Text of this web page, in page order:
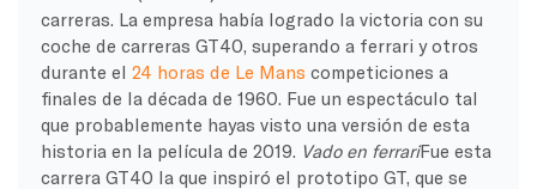
carreras. La empresa había logrado la victoria con su
coche de carreras GT40, superando a ferrari y otros
durante el 24 horas de Le Mans competiciones a
finales de la década de 1960. Fue un espectáculo tal
que probablemente hayas visto una versión de esta
historia en la película de 2019. Vadoen ferrariFue esta
carrera GT40 la que inspiró el prototipo GT, que se